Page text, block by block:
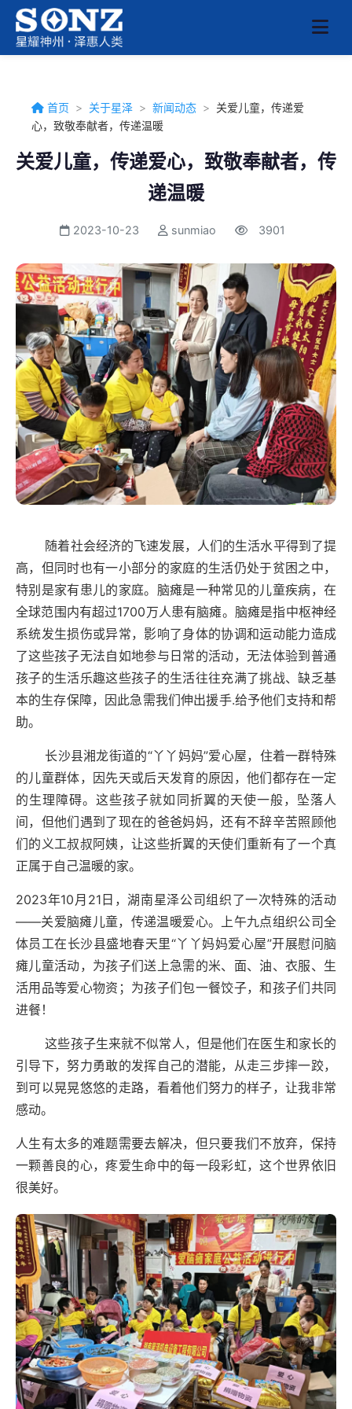
首页 > 关于星泽 > 新闻动态 > 关爱儿童，传递爱
心，致敬奉献者，传递温暖
关爱儿童，传递爱心，致敬奉献者，传
递温暖
2023-10-23 sunmiao 3901
随着社会经济的飞速发展，人们的生活水平得到了提
高，但同时也有一小部分的家庭的生活仍处于贫困之中，
特别是家有患儿的家庭。 脑瘫是一种常见的儿童疾病，在
全球范围内有超过1700万人患有脑瘫。 脑瘫是指中枢神经
系统发生损伤或异常，影响了身体的协调和运动能力造成
了这些孩子无法自如地参与日常的活动，无法体验到普通
孩子的生活乐趣这些孩子的生活往往充满了挑战、缺乏基
本的生存保障，因此急需我们伸出援手.给予他们支持和帮
助。
长沙县湘龙街道的“丫丫妈妈”爱心屋，住着一群特殊
的儿童群体，因先天或后天发育的原因，他们都存在一定
的生理障碍。这些孩子就如同折翼的天使一般，坠落人
间，但他们遇到了现在的爸爸妈妈，还有不辞辛苦照顾他
们的义工叔叔阿姨，让这些折翼的天使们重新有了一个真
正属于自己温暖的家。
2023年10月21日，湖南星泽公司组织了一次特殊的活动
——关爱脑瘫儿童，传递温暖爱心。上午九点组织公司全
体员工在长沙县盛地春天里“丫丫妈妈爱心屋”开展慰问脑
瘫儿童活动，为孩子们送上急需的米、面、油、衣服、生
活用品等爱心物资；为孩子们包一餐饺子，和孩子们共同
进餐！
这些孩子生来就不似常人，但是他们在医生和家长的
引导下，努力勇敢的发挥自己的潜能，从走三步摔一跤，
到可以晃晃悠悠的走路，看着他们努力的样子，让我非常
感动。
人生有太多的难题需要去解决，但只要我们不放弃，保持
一颗善良的心，疼爱生命中的每一段彩虹，这个世界依旧
很美好。